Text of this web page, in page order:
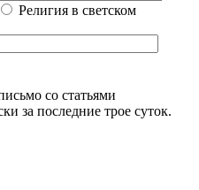
Религия в светском
со статьями
за последние трое суток.